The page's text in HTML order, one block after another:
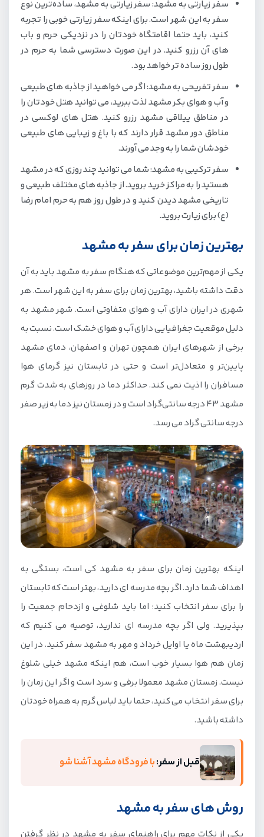
سفر زیارتی به مشهد: سفر زیارتی به مشهد، ساده‌ترین نوع
سفر به این شهر است. برای اینکه سفر زیارتی خوبی را تجربه
کنید، باید حتما اقامتگاه خودتان را در نزدیکی حرم و باب
های آن رزرو کنید. در این صورت دسترسی شما به حرم در
طول روز ساده تر خواهد بود.
سفر تفریحی به مشهد: اگر می خواهید از جاذبه های طبیعی
و آب و هوای بکر مشهد لذت ببرید، می توانید هتل خودتان را
در مناطق ییلاقی مشهد رزرو کنید. هتل های لوکسی در
مناطق دور مشهد قرار دارند که با باغ و زیبایی های طبیعی
خودشان شما را به وجد می آورند.
سفر ترکیبی به مشهد: شما می توانید چند روزی که در مشهد
هستید را به مراکز خرید بروید. از جاذبه های مختلف طبیعی و
تاریخی مشهد دیدن کنید و در طول روز هم به حرم امام رضا
(ع) برای زیارت بروید.
بهترین زمان برای سفر به مشهد
یکی از مهم‌ترین موضوعاتی که هنگام سفر به مشهد باید به آن
دقت داشته باشید، بهترین زمان برای سفر به این شهر است. هر
شهری در ایران دارای آب و هوای متفاوتی است. شهر مشهد به
دلیل موقعیت جغرافیایی دارای آب و هوای خشک است. نسبت به
برخی از شهرهای ایران همچون تهران و اصفهان، دمای مشهد
پایین‌تر و متعادل‌تر است و حتی در تابستان نیز گرمای هوا
مسافران را اذیت نمی کند. حداکثر دما در روزهای به شدت گرم
مشهد 43 درجه سانتی‌گراد است و در زمستان نیز دما به زیر صفر
درجه سانتی گراد می رسد.
اینکه بهترین زمان برای سفر به مشهد کی است، بستگی به
اهداف شما دارد. اگر بچه مدرسه ای دارید، بهتر است که تابستان
را برای سفر انتخاب کنید؛ اما باید شلوغی و ازدحام جمعیت را
بپذیرید. ولی اگر بچه مدرسه ای ندارید، توصیه می کنیم که
اردیبهشت ماه یا اوایل خرداد و مهر به مشهد سفر کنید. در این
زمان هم هوا بسیار خوب است، هم اینکه مشهد خیلی شلوغ
نیست. زمستان مشهد معمولا برفی و سرد است و اگر این زمان را
برای سفر انتخاب می کنید، حتما باید لباس گرم به همراه خودتان
داشته باشید.
قبل از سفر:با فرودگاه مشهد آشنا شو
روش های سفر به مشهد